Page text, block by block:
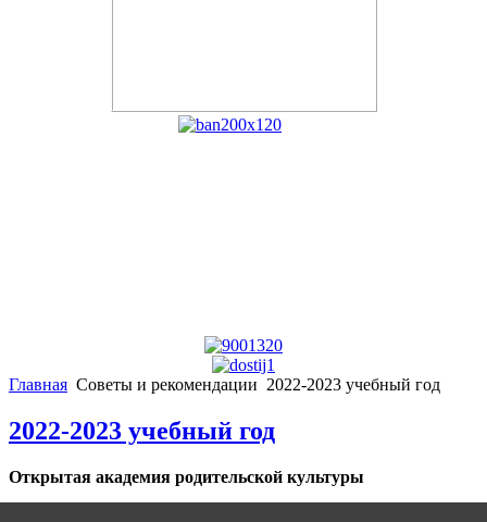
Главная Советы и рекомендации 2022-2023 учебный год
2022-2023 учебный год
Открытая академия родительской культуры